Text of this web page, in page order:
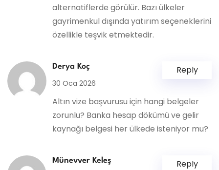
alternatiflerde görülür. Bazı ülkeler
gayrimenkul dışında yatırım seçeneklerini
özellikle teşvik etmektedir.
Derya Koç
30 Oca 2026
Altın vize başvurusu için hangi belgeler
zorunlu? Banka hesap dökümü ve gelir
kaynağı belgesi her ülkede isteniyor mu?
Reply
Münevver Keleş Reply